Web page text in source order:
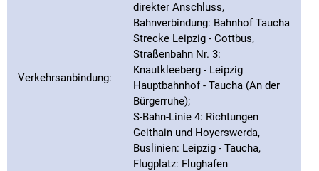
Verkehrsanbindung:
direkter Anschluss,
Bahnverbindung: Bahnhof Taucha
Strecke Leipzig - Cottbus,
Straßenbahn Nr. 3:
Knautkleeberg - Leipzig
Hauptbahnhof - Taucha (An der
Bürgerruhe);
S-Bahn-Linie 4: Richtungen
Geithain und Hoyerswerda,
Buslinien: Leipzig - Taucha,
Flugplatz: Flughafen